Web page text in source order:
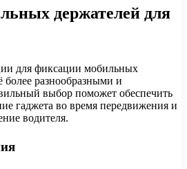
держателей для
для фиксации мобильных
более разнообразными и
выбор поможет обеспечить
гаджета во время передвижения и
водителя.